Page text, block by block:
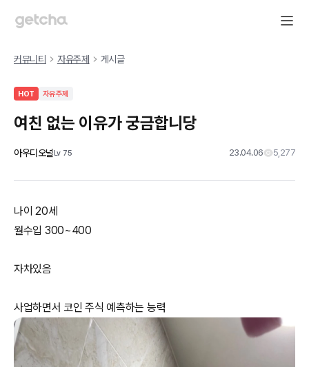
커뮤니티 자유주제 게시글
HOT 자유주제
여친 없는 이유가 궁금합니당
아우디오널Lv 75 23.04.06 5,277
나이 20세
월수입 300~400
자차있음
사업하면서 코인 주식 예측하는 능력